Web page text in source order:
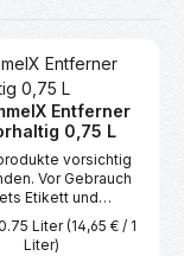
Entferner
0,75 L
vorsichtig
Vor Gebrauch
Etikett und
lesen!
Liter(14,65 € / 1
Liter)